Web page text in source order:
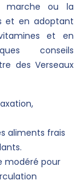
marche ou la
et en adoptant
et en
conseils
des Verseaux
aliments frais
modéré pour